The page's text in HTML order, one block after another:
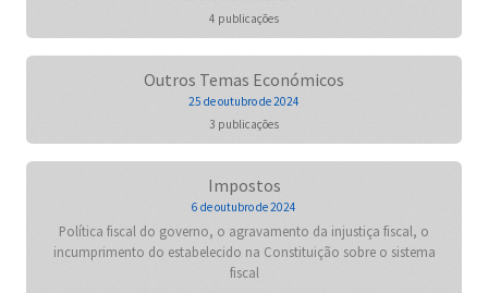
4 publicações
Outros Temas Económicos
25 de outubro de 2024
3 publicações
Impostos
6 de outubro de 2024
Política fiscal do governo, o agravamento da injustiça fiscal, o
incumprimento do estabelecido na Constituição sobre o sistema
fiscal